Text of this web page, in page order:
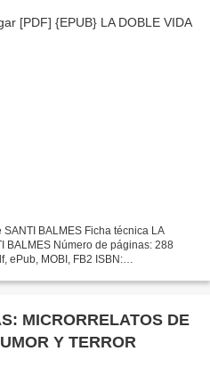
BALMES Ficha técnica LA
BALMES Número de páginas: 288
ePub, MOBI, FB2 ISBN:
MICRORRELATOS DE
Y TERROR